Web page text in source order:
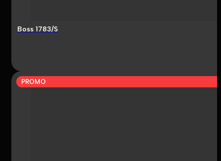
Boss 1783/S
PROMO